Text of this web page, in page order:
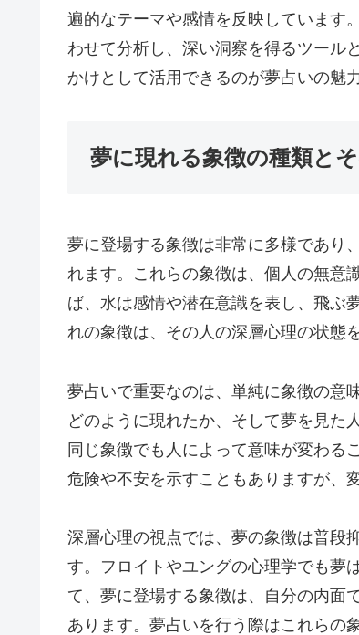
遍的なテーマや感情を反映しています
わせて分析し、深い洞察を得るツール
かけとして活用できるのが夢占いの魅
夢に現れる象徴の種類と
夢に登場する象徴は非常に多様であり
れます。これらの象徴は、個人の無意
ば、水は感情や潜在意識を表し、飛ぶ
れの象徴は、その人の深層心理の状態
夢占いで重要なのは、単純に象徴の意
どのように現れたか、そして夢を見た
同じ象徴でも人によって意味が変わる
危険や不安を示すこともありますが、
深層心理の視点では、夢の象徴は普段
す。フロイトやユングの心理学でも夢
て、夢に登場する象徴は、自分の内面
あります。夢占いを行う際はこれらの